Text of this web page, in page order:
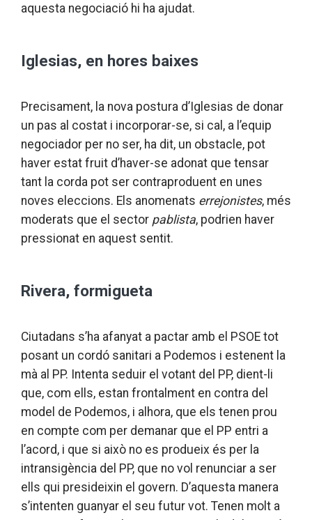
aquesta negociació hi ha ajudat.
Iglesias, en hores baixes
Precisament, la nova postura d’Iglesias de donar
un pas al costat i incorporar-se, si cal, a l’equip
negociador per no ser, ha dit, un obstacle, pot
haver estat fruit d’haver-se adonat que tensar
tant la corda pot ser contraproduent en unes
noves eleccions. Els anomenats errejonistes, més
moderats que el sector pablista, podrien haver
pressionat en aquest sentit.
Rivera, formigueta
Ciutadans s’ha afanyat a pactar amb el PSOE tot
posant un cordó sanitari a Podemos i estenent la
mà al PP. Intenta seduir el votant del PP, dient-li
que, com ells, estan frontalment en contra del
model de Podemos, i alhora, que els tenen prou
en compte com per demanar que el PP entri a
l’acord, i que si això no es produeix és per la
intransigència del PP, que no vol renunciar a ser
ells qui presideixin el govern. D’aquesta manera
s’intenten guanyar el seu futur vot. Tenen molt a